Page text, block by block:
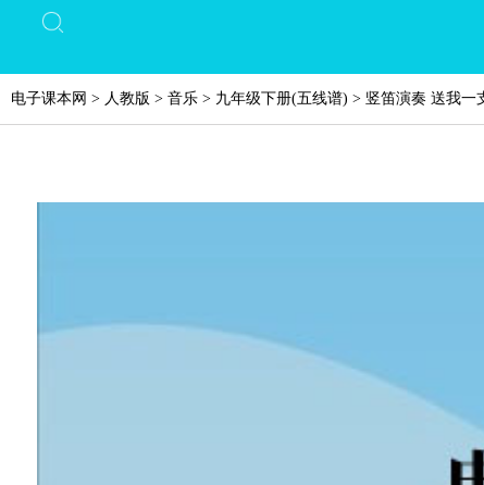
电子课本网 > 人教版 > 音乐 > 九年级下册(五线谱) > 竖笛演奏 送我一